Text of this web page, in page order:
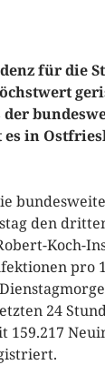
für die
es in
den
Koch-
pro
24
159.217